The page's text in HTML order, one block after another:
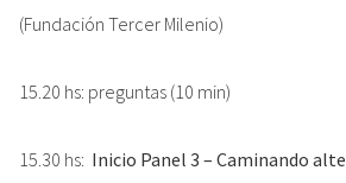
(Fundación Tercer Milenio)
15.20 hs: preguntas (10 min)
15.30 hs: Inicio Panel 3 – Caminando